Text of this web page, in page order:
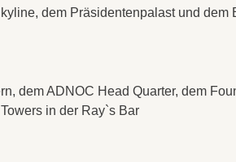
dem Präsidentenpalast und
dem ADNOC Head Quarter, dem
in der Ray`s Bar